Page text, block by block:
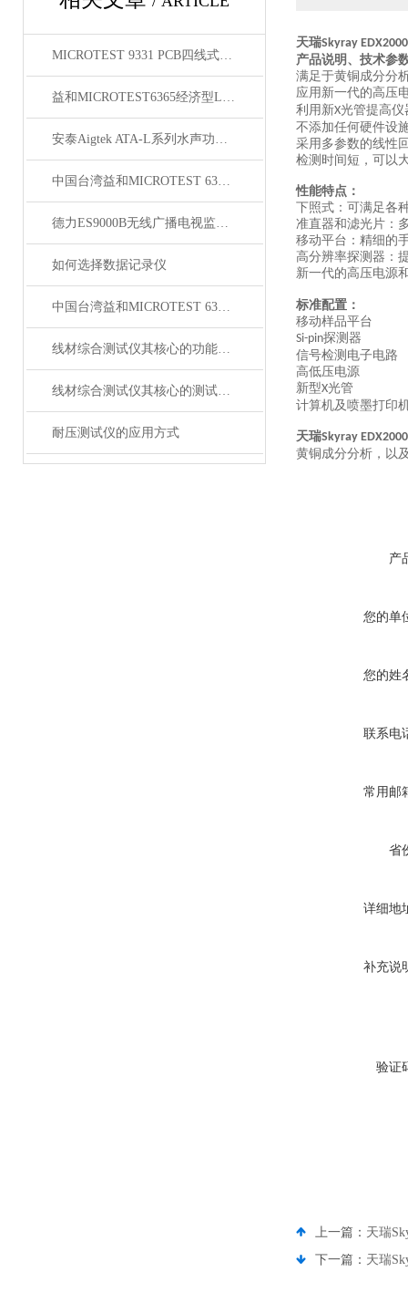
MICROTEST 9331 PCB四线式导通耐压测试仪
益和MICROTEST6365经济型LCR测试仪
安泰Aigtek ATA-L系列水声功率放大器
中国台湾益和MICROTEST 6371 LCR测试仪
德力ES9000B无线广播电视监测车系统
如何选择数据记录仪
中国台湾益和MICROTEST 6374 LCR测试仪
线材综合测试仪其核心的功能是什么呢？
线材综合测试仪其核心的测试模块是什么？
耐压测试仪的应用方式
天瑞Skyray
产品说明、技术参
满足于黄铜成分分
应用新一代的高压
利用新X光管提高仪
不添加任何硬件设
采用多参数的线性
检测时间短，可以
性能特点：
下照式：可满足各
准直器和滤光片：
移动平台：精细的
高分辨率探测器：
新一代的高压电源
标准配置：
移动样品平台
Si-pin探测器
信号检测电子电路
高低压电源
新型X光管
计算机及喷墨打印
天瑞Skyray
黄铜成分分析，以
产
您的单
您的姓
联系电
常用邮
省
详细地
补充说
验证
上一篇： 天瑞
下一篇： 天瑞